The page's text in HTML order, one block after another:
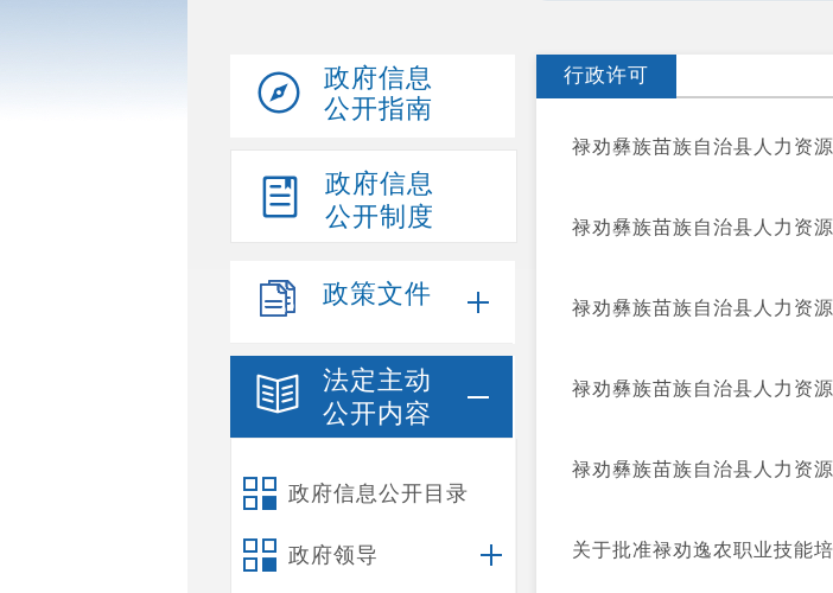
政府信息
公开指南
政府信息
公开制度
政策文件
法定主动
公开内容
政府信息公开目录
政府领导
行政许可
禄劝彝族苗族自治县人力资
禄劝彝族苗族自治县人力资
禄劝彝族苗族自治县人力资
禄劝彝族苗族自治县人力资
禄劝彝族苗族自治县人力资
关于批准禄劝逸农职业技能